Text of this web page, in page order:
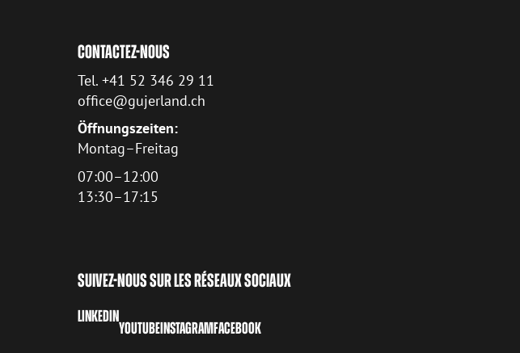
CONTACTEZ-NOUS
Tel. +41 52 346 29 11
office@gujerland.ch
Öffnungszeiten:
Montag–Freitag
07:00–12:00
13:30–17:15
SUIVEZ-NOUS SUR LES RÉSEAUX SOCIAUX
LINKEDIN
YOUTUBEINSTAGRAMFACEBOOK